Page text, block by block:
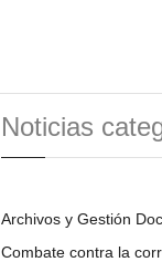
Noticias
Archivos y Gestión
Combate contra la